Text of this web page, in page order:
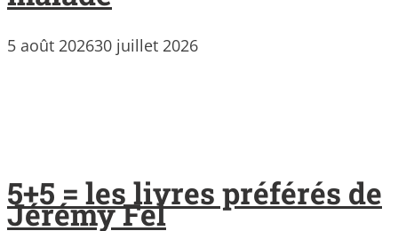
5 août 202630 juillet 2026
5+5 = les livres préférés de
Jérémy Fel